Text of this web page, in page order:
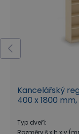
Kancelářský
400 x 1800
Typ dveří: